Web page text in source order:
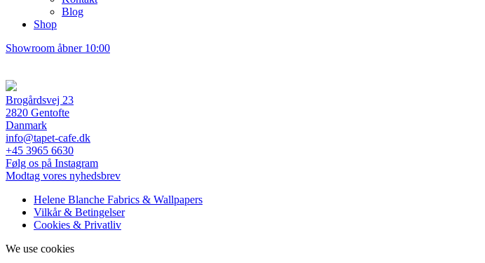
Blog
Shop
Showroom åbner 10:00
Brogårdsvej 23
2820 Gentofte
Danmark
info@tapet-cafe.dk
+45 3965 6630
Følg os på Instagram
Modtag vores nyhedsbrev
Helene Blanche Fabrics & Wallpapers
Vilkår & Betingelser
Cookies & Privatliv
We use cookies